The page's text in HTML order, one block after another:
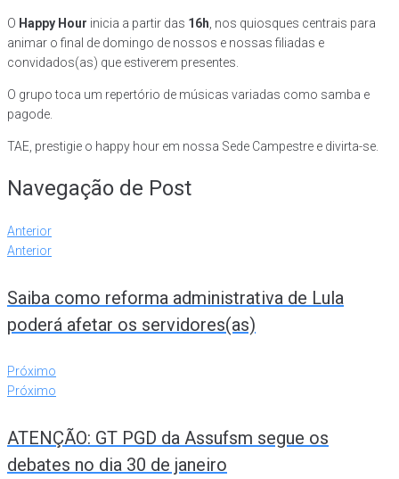
O Happy Hour inicia a partir das 16h , nos quiosques centrais para
animar o final de domingo de nossos e nossas filiadas e
convidados(as) que estiverem presentes.
O grupo toca um repertório de músicas variadas como samba e
pagode.
TAE, prestigie o happy hour em nossa Sede Campestre e divirta-se.
Navegação de Post
Anterior
Anterior
Saiba como reforma administrativa de Lula
poderá afetar os servidores(as)
Próximo
Próximo
ATENÇÃO: GT PGD da Assufsm segue os
debates no dia 30 de janeiro